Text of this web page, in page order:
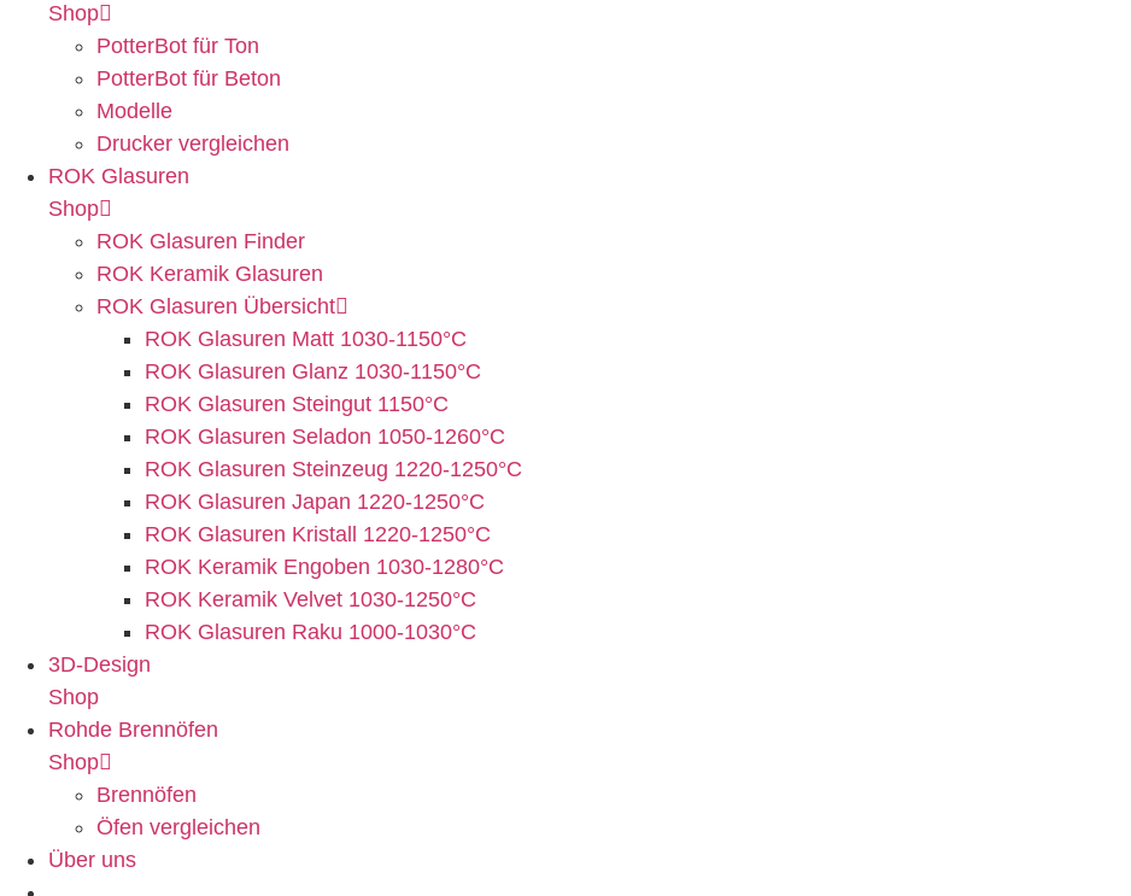
Shop
PotterBot für Ton
PotterBot für Beton
Modelle
Drucker vergleichen
ROK Glasuren
Shop
ROK Glasuren Finder
ROK Keramik Glasuren
ROK Glasuren Übersicht
ROK Glasuren Matt 1030-1150°C
ROK Glasuren Glanz 1030-1150°C
ROK Glasuren Steingut 1150°C
ROK Glasuren Seladon 1050-1260°C
ROK Glasuren Steinzeug 1220-1250°C
ROK Glasuren Japan 1220-1250°C
ROK Glasuren Kristall 1220-1250°C
ROK Keramik Engoben 1030-1280°C
ROK Keramik Velvet 1030-1250°C
ROK Glasuren Raku 1000-1030°C
3D-Design
Shop
Rohde Brennöfen
Shop
Brennöfen
Öfen vergleichen
Über uns